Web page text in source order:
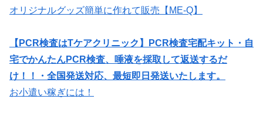
オリジナルグッズ簡単に作れて販売【ME-Q】
【PCR検査はTケアクリニック】PCR検査宅配キット・自
宅でかんたんPCR検査、唾液を採取して返送するだ
け！！・全国発送対応、最短即日発送いたします。
お小遣い稼ぎには！